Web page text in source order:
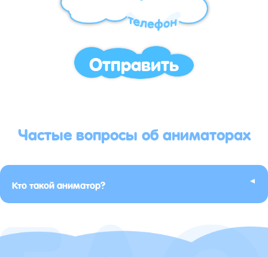
Отправить
Частые вопросы об аниматорах
Кто такой аниматор? ▸